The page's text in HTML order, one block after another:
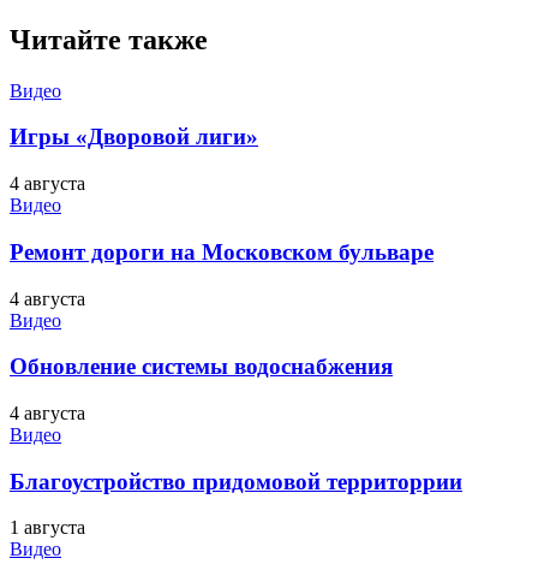
Читайте также
Видео
Игры «Дворовой лиги»
4 августа
Видео
Ремонт дороги на Московском бульваре
4 августа
Видео
Обновление системы водоснабжения
4 августа
Видео
Благоустройство придомовой территоррии
1 августа
Видео